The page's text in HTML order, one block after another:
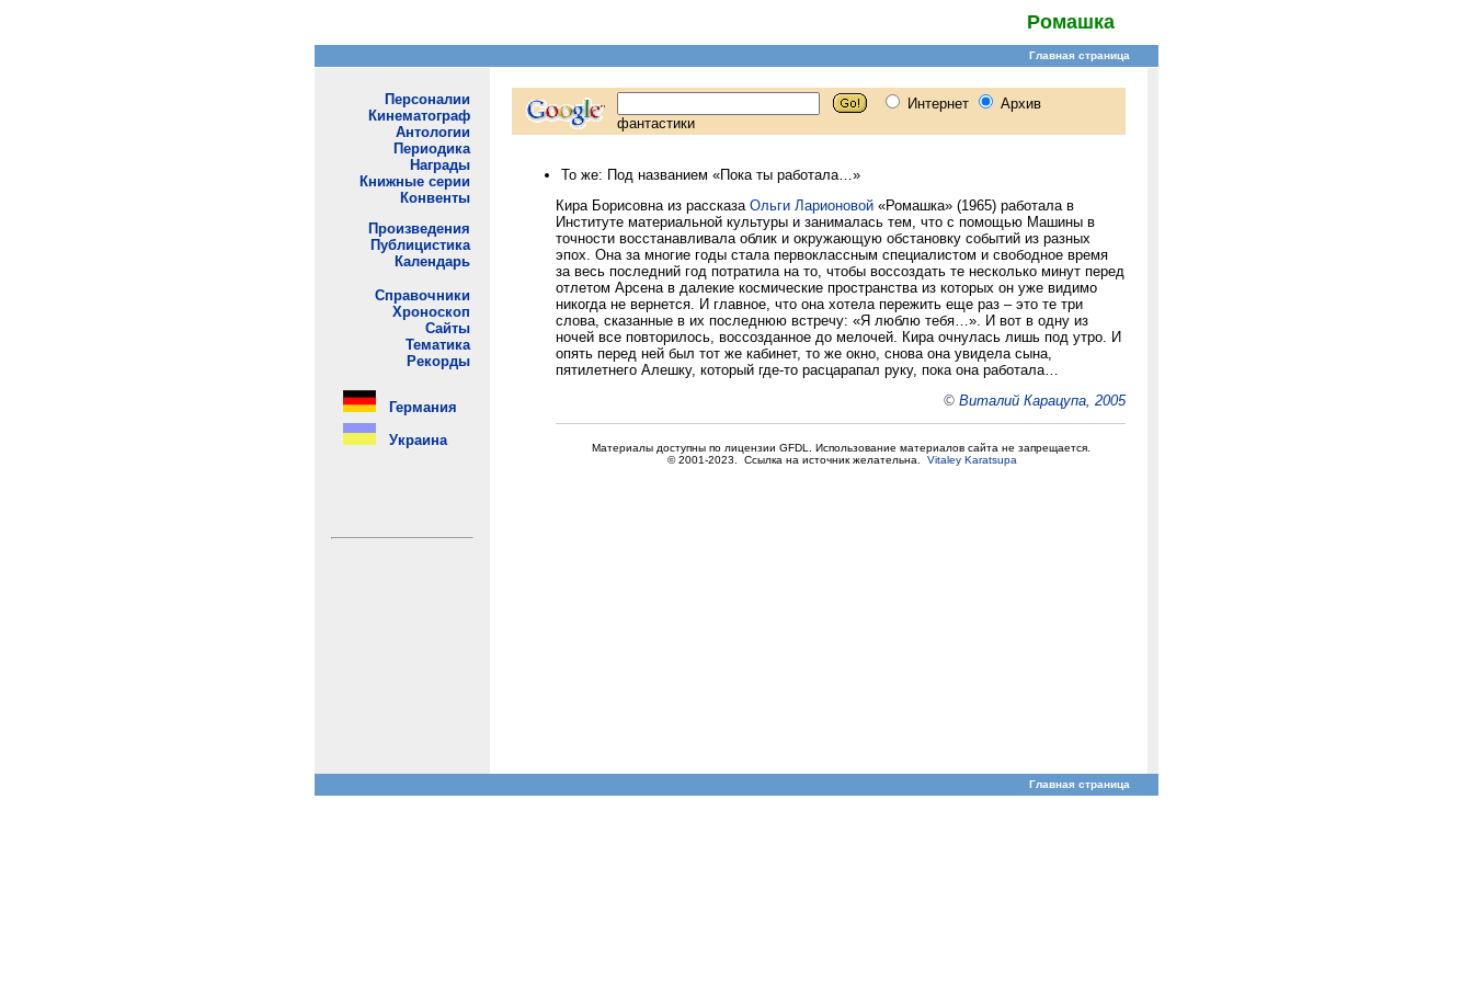
Ромашка
То же: Под названием «Пока ты работала…»
Кира Борисовна из рассказа Ольги Ларионовой «Ромашка» (1965) работала в
Институте материальной культуры и занималась тем, что с помощью Машины в
точности восстанавливала облик и окружающую обстановку событий из разных
эпох. Она за многие годы стала первоклассным специалистом и свободное время
за весь последний год потратила на то, чтобы воссоздать те несколько минут перед
отлетом Арсена в далекие космические пространства из которых он уже видимо
никогда не вернется. И главное, что она хотела пережить еще раз – это те три
слова, сказанные в их последнюю встречу: «Я люблю тебя…». И вот в одну из
ночей все повторилось, воссозданное до мелочей. Кира очнулась лишь под утро. И
опять перед ней был тот же кабинет, то же окно, снова она увидела сына,
пятилетнего Алешку, который где-то расцарапал руку, пока она работала…
© Виталий Карацупа, 2005